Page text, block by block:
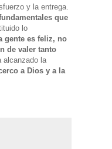
y la entrega.
que
lo
gente es feliz, no
de valer tanto
alcanzado la
a Dios y a la